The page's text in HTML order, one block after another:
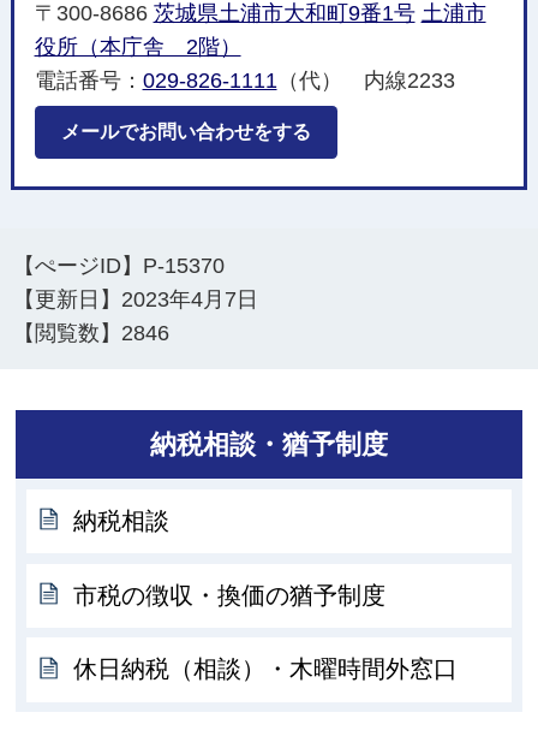
〒300-8686 茨城県土浦市大和町9番1号 土浦市
役所（本庁舎 2階）
電話番号： 029-826-1111（代） 内線2233
メールでお問い合わせをする
【ぺージID】 P-15370
【更新日】 2023年4月7日
【閲覧数】 2846
納税相談・猶予制度
納税相談
市税の徴収・換価の猶予制度
休日納税（相談）・木曜時間外窓口